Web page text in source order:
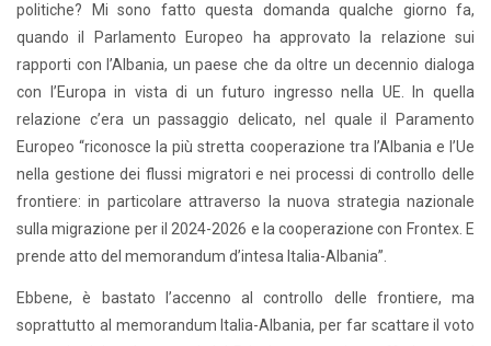
politiche? Mi sono fatto questa domanda qualche giorno fa,
quando il Parlamento Europeo ha approvato la relazione sui
rapporti con l’Albania, un paese che da oltre un decennio dialoga
con l’Europa in vista di un futuro ingresso nella UE. In quella
relazione c’era un passaggio delicato, nel quale il Paramento
Europeo “riconosce la più stretta cooperazione tra l’Albania e l’Ue
nella gestione dei flussi migratori e nei processi di controllo delle
frontiere: in particolare attraverso la nuova strategia nazionale
sulla migrazione per il 2024-2026 e la cooperazione con Frontex. E
prende atto del memorandum d’intesa Italia-Albania”.
Ebbene, è bastato l’accenno al controllo delle frontiere, ma
soprattutto al memorandum Italia-Albania, per far scattare il voto